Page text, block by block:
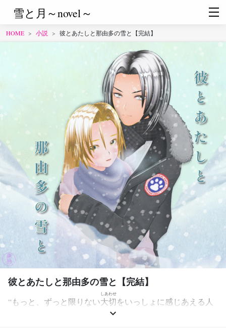
雪と月～novel～
HOME 小説 彼とあたしと那由多の雪と【完結】
彼とあたしと那由多の雪と【完結】
keyboard_arrow_down
“もっと、ずっと限りない大切
しあわせ
をいっしょに感じあえる人